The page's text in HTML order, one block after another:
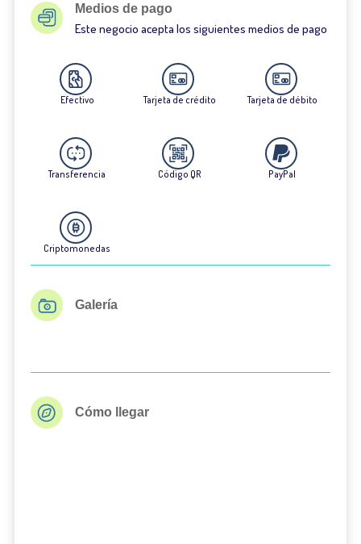
Medios de pago
Este negocio acepta los siguientes medios de pago
Efectivo Tarjeta de crédito Tarjeta de débito
Transferencia Código QR PayPal
Criptomonedas
Galería
Cómo llegar